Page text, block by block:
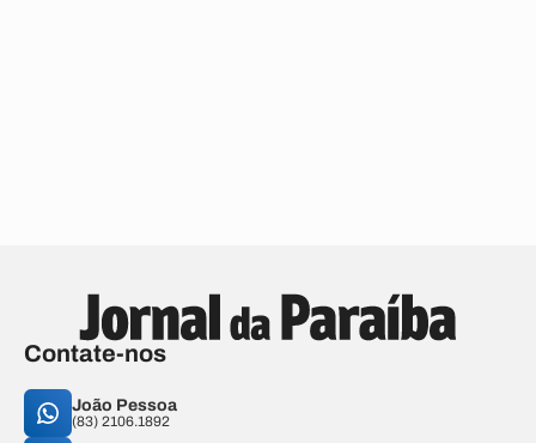
Contate-nos
João Pessoa
(83) 2106.1892